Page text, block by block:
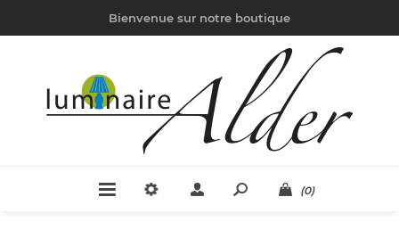
Bienvenue sur notre boutique
(0)